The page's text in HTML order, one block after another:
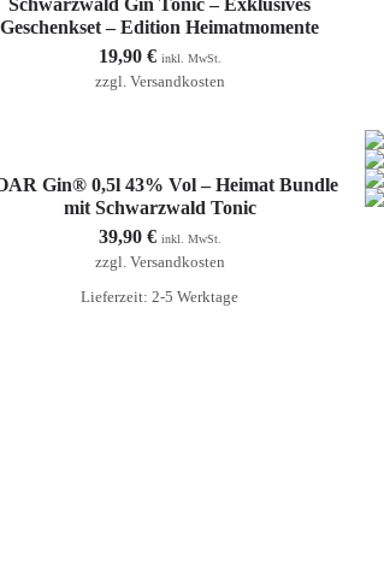
Schwarzwald Gin Tonic – Exklusives
Geschenkset – Edition Heimatmomente
19,90 € inkl. MwSt.
zzgl. Versandkosten
In den Warenkorb
Gin® 0,5l 43% Vol – Heimat Bundle
mit Schwarzwald Tonic
39,90 € inkl. MwSt.
zzgl. Versandkosten
Lieferzeit: 2-5 Werktage